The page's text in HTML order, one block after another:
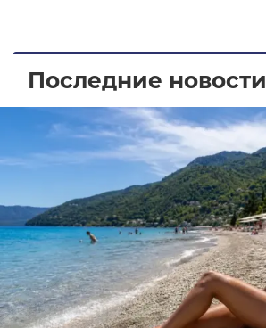
Последние новости